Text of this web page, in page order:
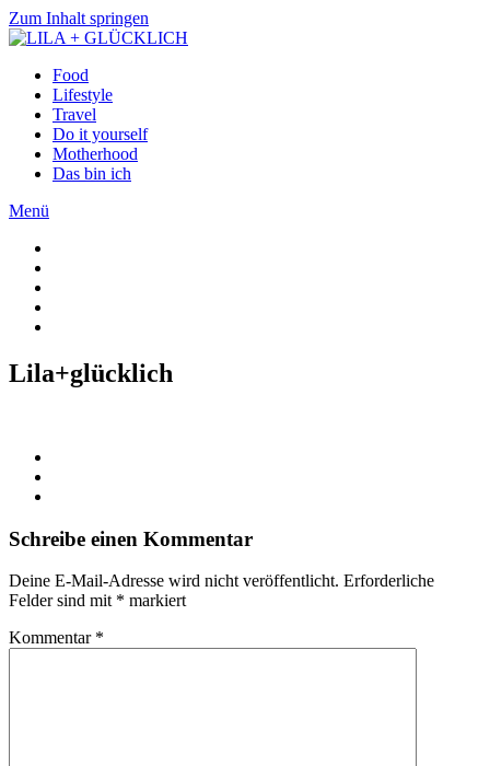
Zum Inhalt springen
Food
Lifestyle
Travel
Do it yourself
Motherhood
Das bin ich
Menü
Lila+glücklich
Schreibe einen Kommentar
Deine E-Mail-Adresse wird nicht veröffentlicht. Erforderliche
Felder sind mit * markiert
Kommentar *